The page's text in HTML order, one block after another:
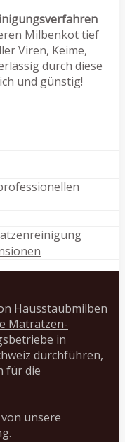
Milbenkot tief
Viren, Keime,
durch diese
und günstig!
Hausstaubmilben
Matratzen-
in
durchführen,
für die
unsere